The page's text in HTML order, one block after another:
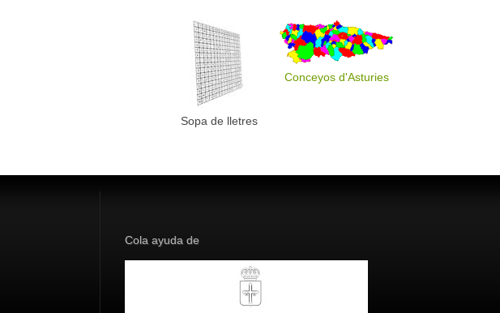
Sopa de lletres
Conceyos d'Asturies
Cola ayuda de